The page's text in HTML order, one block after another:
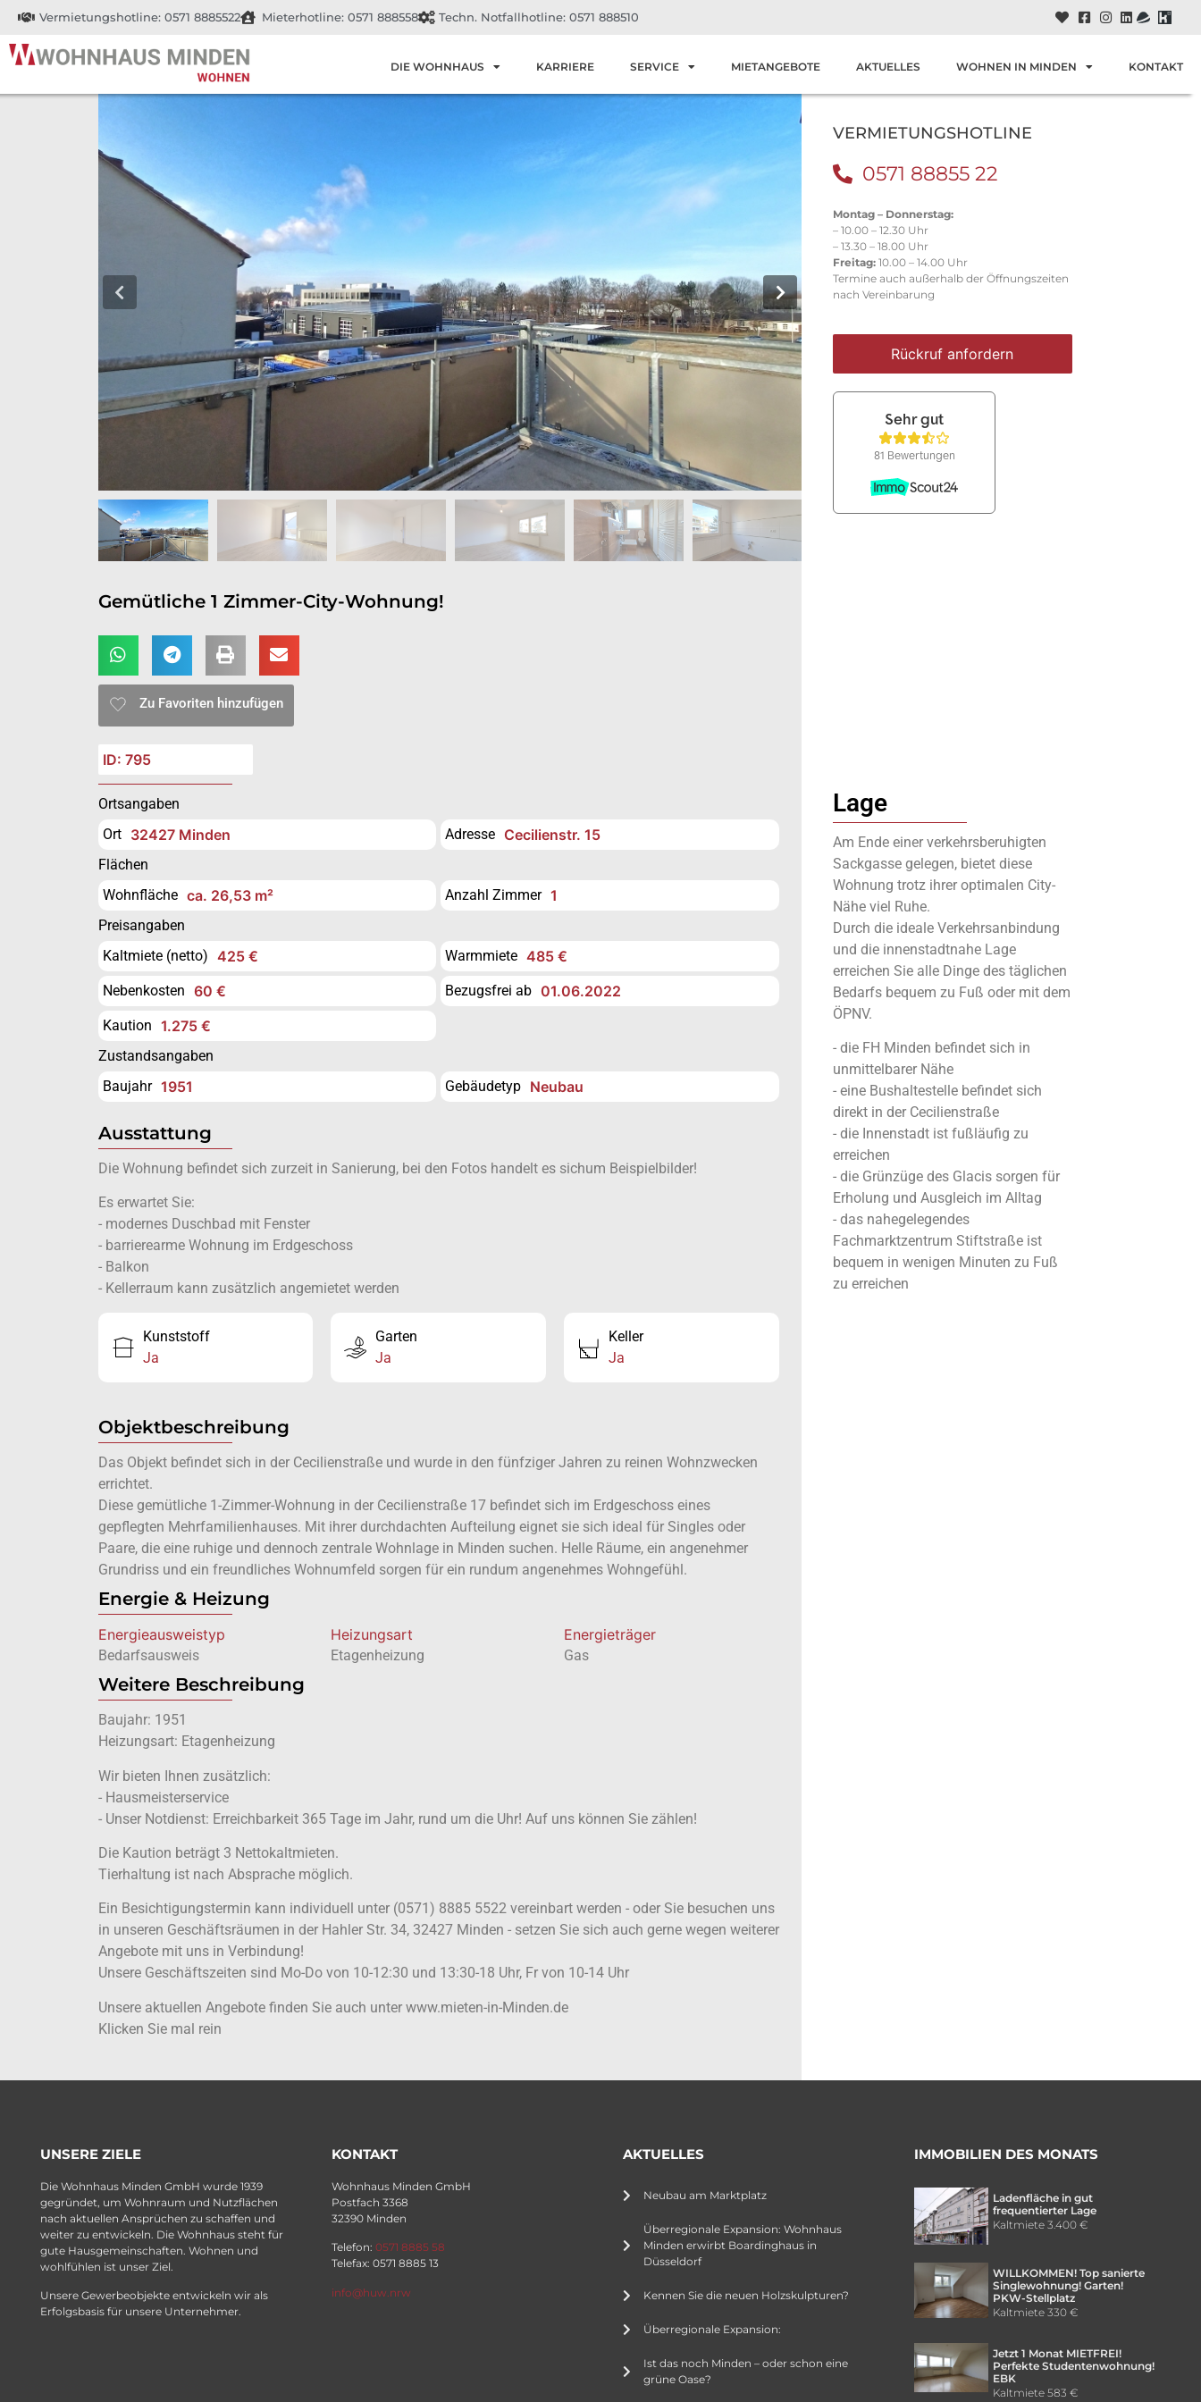
Vermietungshotline: 0571 8885522 Mieterhotline: 0571 888558 Techn. Notfallhotline: 0571 888510
DIE WOHNHAUS KARRIERE SERVICE MIETANGEBOTE AKTUELLES WOHNEN IN MINDEN KONTAKT
Gemütliche 1 Zimmer-City-Wohnung!
Zu Favoriten hinzufügen
ID: 795
Ortsangaben
Ort
32427 Minden Adresse Cecilienstr. 15
Flächen
Wohnfläche ca. 26,53 m² Anzahl Zimmer 1
Preisangaben
Kaltmiete (netto) 425 € Warmmiete 485 €
Nebenkosten 60 € Bezugsfrei ab 01.06.2022
Kaution 1.275 €
Zustandsangaben
Baujahr 1951 Gebäudetyp Neubau
Ausstattung
Die Wohnung befindet sich zurzeit in Sanierung, bei den Fotos handelt es sichum Beispielbilder!
Es erwartet Sie:
- modernes Duschbad mit Fenster
- barrierearme Wohnung im Erdgeschoss
- Balkon
- Kellerraum kann zusätzlich angemietet werden
Kunststoff
Ja
Garten
Ja
Keller
Ja
Objektbeschreibung
Das Objekt befindet sich in der Cecilienstraße und wurde in den fünfziger Jahren zu reinen Wohnzwecken
errichtet.
Diese gemütliche 1-Zimmer-Wohnung in der Cecilienstraße 17 befindet sich im Erdgeschoss eines
gepflegten Mehrfamilienhauses. Mit ihrer durchdachten Aufteilung eignet sie sich ideal für Singles oder
Paare, die eine ruhige und dennoch zentrale Wohnlage in Minden suchen. Helle Räume, ein angenehmer
Grundriss und ein freundliches Wohnumfeld sorgen für ein rundum angenehmes Wohngefühl.
Energie & Heizung
Energie­ausweistyp
Bedarfsausweis
Heizungsart
Etagenheizung
Energieträger
Gas
Weitere Beschreibung
Baujahr: 1951
Heizungsart: Etagenheizung
Wir bieten Ihnen zusätzlich:
- Hausmeisterservice
- Unser Notdienst: Erreichbarkeit 365 Tage im Jahr, rund um die Uhr! Auf uns können Sie zählen!
Die Kaution beträgt 3 Nettokaltmieten.
Tierhaltung ist nach Absprache möglich.
Ein Besichtigungstermin kann individuell unter (0571) 8885 5522 vereinbart werden - oder Sie besuchen uns
in unseren Geschäftsräumen in der Hahler Str. 34, 32427 Minden - setzen Sie sich auch gerne wegen weiterer
Angebote mit uns in Verbindung!
Unsere Geschäftszeiten sind Mo-Do von 10-12:30 und 13:30-18 Uhr, Fr von 10-14 Uhr
Unsere aktuellen Angebote finden Sie auch unter www.mieten-in-Minden.de
Klicken Sie mal rein
VERMIETUNGSHOTLINE
0571 88855 22
Montag – Donnerstag:
– 10.00 – 12.30 Uhr
– 13.30 – 18.00 Uhr
Freitag: 10.00 – 14.00 Uhr
Termine auch außerhalb der Öffnungszeiten
nach Vereinbarung
Rückruf anfordern
Lage
Am Ende einer verkehrsberuhigten
Sackgasse gelegen, bietet diese
Wohnung trotz ihrer optimalen City-
Nähe viel Ruhe.
Durch die ideale Verkehrsanbindung
und die innenstadtnahe Lage
erreichen Sie alle Dinge des täglichen
Bedarfs bequem zu Fuß oder mit dem
ÖPNV.
- die FH Minden befindet sich in
unmittelbarer Nähe
- eine Bushaltestelle befindet sich
direkt in der Cecilienstraße
- die Innenstadt ist fußläufig zu
erreichen
- die Grünzüge des Glacis sorgen für
Erholung und Ausgleich im Alltag
- das nahegelegendes
Fachmarktzentrum Stiftstraße ist
bequem in wenigen Minuten zu Fuß
zu erreichen
UNSERE ZIELE
Die Wohnhaus Minden GmbH wurde 1939
gegründet, um Wohnraum und Nutzflächen
nach aktuellen Ansprüchen zu schaffen und
weiter zu entwickeln. Die Wohnhaus steht für
gute Hausgemeinschaften. Wohnen und
wohlfühlen ist unser Ziel.
Unsere Gewerbeobjekte entwickeln wir als
Erfolgsbasis für unsere Unternehmer.
KONTAKT
Wohnhaus Minden GmbH
Postfach 3368
32390 Minden
Telefon: 0571 8885 58
Telefax: 0571 8885 13
info@huw.nrw
AKTUELLES
Neubau am Marktplatz
Überregionale Expansion: Wohnhaus
Minden erwirbt Boardinghaus in
Düsseldorf
Kennen Sie die neuen Holzskulpturen?
Überregionale Expansion:
Ist das noch Minden – oder schon eine
grüne Oase?
IMMOBILIEN DES MONATS
Ladenfläche in gut
frequentierter Lage
Kaltmiete3.400 €
WILLKOMMEN! Top sanierte
Singlewohnung! Garten!
PKW-Stellplatz
Kaltmiete330 €
Jetzt 1 Monat MIETFREI!
Perfekte Studentenwohnung!
EBK
Kaltmiete583 €